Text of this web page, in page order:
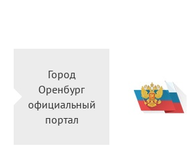
Оренбург
официальный